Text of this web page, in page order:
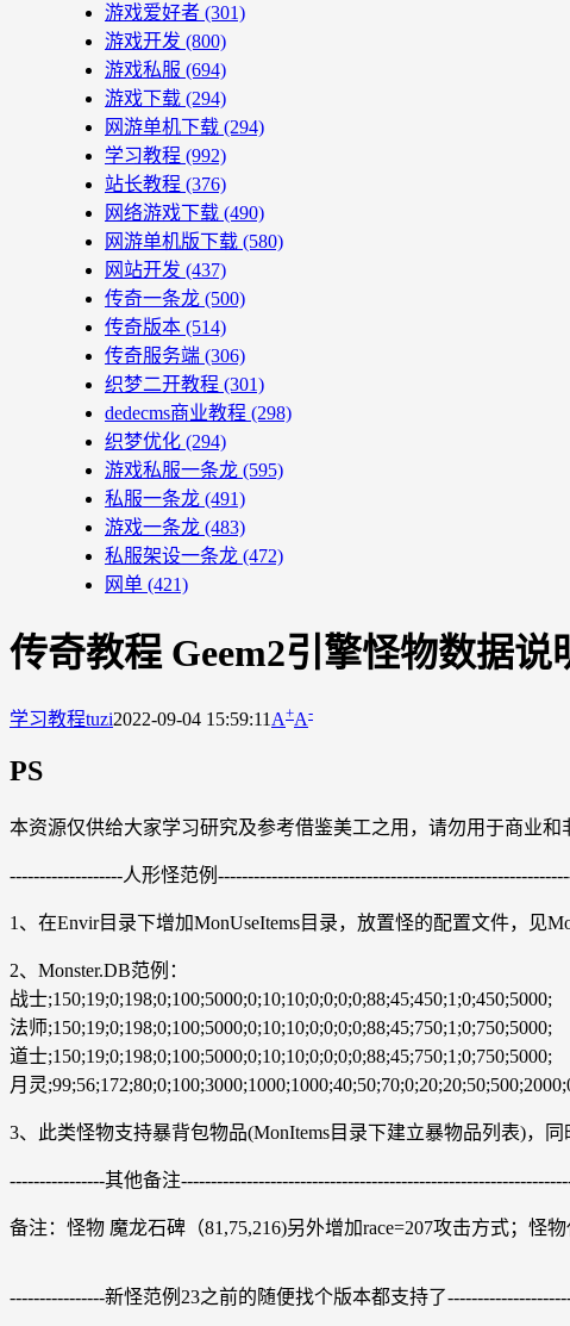
游戏爱好者 (301)
游戏开发 (800)
游戏私服 (694)
游戏下载 (294)
网游单机下载 (294)
学习教程 (992)
站长教程 (376)
网络游戏下载 (490)
网游单机版下载 (580)
网站开发 (437)
传奇一条龙 (500)
传奇版本 (514)
传奇服务端 (306)
织梦二开教程 (301)
dedecms商业教程 (298)
织梦优化 (294)
游戏私服一条龙 (595)
私服一条龙 (491)
游戏一条龙 (483)
私服架设一条龙 (472)
网单 (421)
传奇教程 Geem2引擎怪物数据说
学习教程tuzi2022-09-04 15:59:11 A+A-
PS
本资源仅供给大家学习研究及参考借鉴美工之用，请勿用于商业和
-------------------人形怪范例
1、在Envir目录下增加MonUseItems目录，放置怪的配置文件，见
2、Monster.DB范例：
战士;150;19;0;198;0;100;5000;0;10;10;0;0;0;0;88;45;450;1;0;450;5000;
法师;150;19;0;198;0;100;5000;0;10;10;0;0;0;0;88;45;750;1;0;750;5000;
道士;150;19;0;198;0;100;5000;0;10;10;0;0;0;0;88;45;750;1;0;750;5000;
月灵
3、此类怪物支持暴背包物品(MonItems目录下建立暴物品列表)，
----------------其他备注
备注：怪物 魔龙石碑（81,75,216)另外增加race=207攻击方式；怪物
----------------新怪范例23之前的随便找个版本都支持了